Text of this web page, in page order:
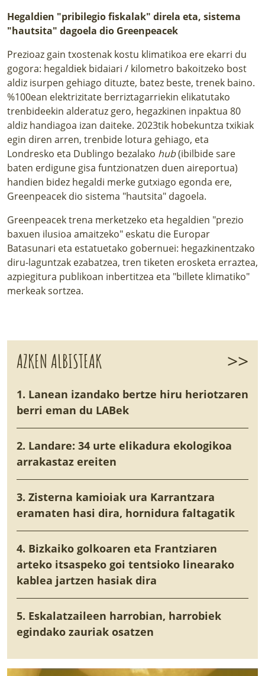
Hegaldien "pribilegio fiskalak" direla eta, sistema
"hautsita" dagoela dio Greenpeacek
Prezioaz gain txostenak kostu klimatikoa ere ekarri du
gogora: hegaldiek bidaiari / kilometro bakoitzeko bost
aldiz isurpen gehiago dituzte, batez beste, trenek baino.
%100ean elektrizitate berriztagarriekin elikatutako
trenbideekin alderatuz gero, hegazkinen inpaktua 80
aldiz handiagoa izan daiteke. 2023tik hobekuntza txikiak
egin diren arren, trenbide lotura gehiago, eta
Londresko eta Dublingo bezalako hub(ibilbide sare
baten erdigune gisa funtzionatzen duen aireportua)
handien bidez hegaldi merke gutxiago egonda ere,
Greenpeacek dio sistema "hautsita" dagoela.
Greenpeacek trena merketzeko eta hegaldien "prezio
baxuen ilusioa amaitzeko" eskatu die Europar
Batasunari eta estatuetako gobernuei: hegazkinentzako
diru-laguntzak ezabatzea, tren tiketen erosketa erraztea,
azpiegitura publikoan inbertitzea eta "billete klimatiko"
merkeak sortzea.
AZKEN ALBISTEAK >>
1. Lanean izandako bertze hiru heriotzaren
berri eman du LABek
2. Landare: 34 urte elikadura ekologikoa
arrakastaz ereiten
3. Zisterna kamioiak ura Karrantzara
eramaten hasi dira, hornidura faltagatik
4. Bizkaiko golkoaren eta Frantziaren
arteko itsaspeko goi tentsioko linearako
kablea jartzen hasiak dira
5. Eskalatzaileen harrobian, harrobiek
egindako zauriak osatzen